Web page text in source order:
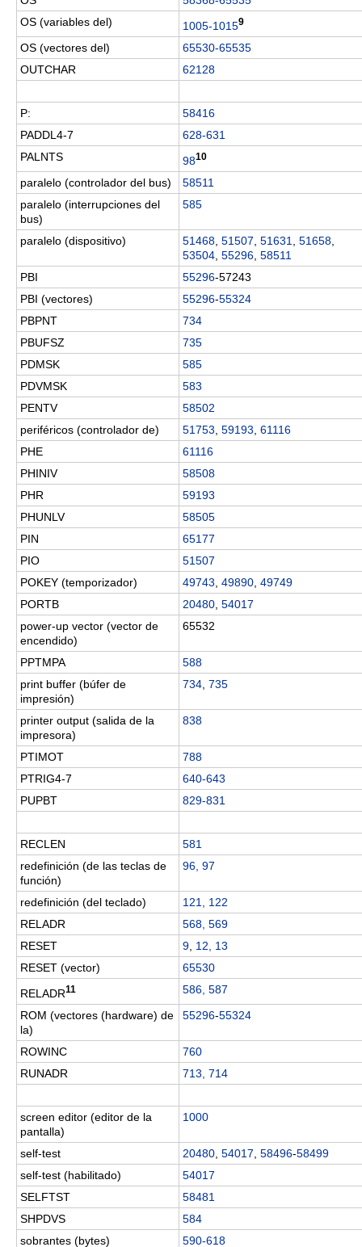
OS (variables del)
1005-10159
OS (vectores del)
65530-65535
OUTCHAR
62128
P:
58416
PADDL4-7
628-631
PALNTS
9810
paralelo (controlador del bus)
58511
paralelo (interrupciones del
bus)
585
paralelo (dispositivo) 51468 51507 51631 51658
53504 55296 58511
PBI
55296-57243
PBI (vectores)
55296-55324
PBPNT
734
PBUFSZ
735
PDMSK
585
PDVMSK
583
PENTV
58502
periféricos (controlador de)
51753 59193 61116
PHE
61116
PHINIV
58508
PHR
59193
PHUNLV
58505
PIN
65177
PIO
51507
POKEY (temporizador)
49743 49890 49749
PORTB
20480 54017
power-up vector (vector de
encendido)
65532
PPTMPA
588
print buffer (búfer de
impresión)
734 735
printer output (salida de la
impresora)
838
PTIMOT
788
PTRIG4-7
640-643
PUPBT
829-831
RECLEN
581
redefinición (de las teclas de
función)
96, 97
redefinición (del teclado)
121, 122
RELADR
568, 569
RESET
9 12, 13
RESET (vector)
65530
RELADR11
586, 587
ROM (vectores (hardware) de
la)
55296-55324
ROWINC
760
RUNADR
713, 714
screen editor (editor de la
pantalla)
1000
self-test 20480 54017 58496-58499
self-test (habilitado)
54017
SELFTST
58481
SHPDVS
584
sobrantes (bytes)
590-618